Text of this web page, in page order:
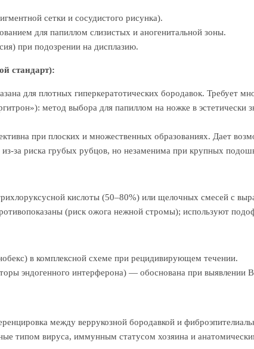
сетки и сосудистого рисунка).
для папиллом слизистых и аногенитальной зоны.
при подозрении на дисплазию.
стандарт):
для плотных гиперкератотических бородавок. Требует
метод выбора для папиллом на ножке в
при плоских и множественных образованиях. Дает
за риска грубых рубцов, но незаменима при крупных
кислоты (50–80%) или щелочных смесей с
(риск ожога нежной стромы); используют
в комплексной схеме при рецидивирующем течении.
эндогенного интерферона) — обоснована при
между веррукозной бородавкой и
типом вируса, иммунным статусом хозяина и